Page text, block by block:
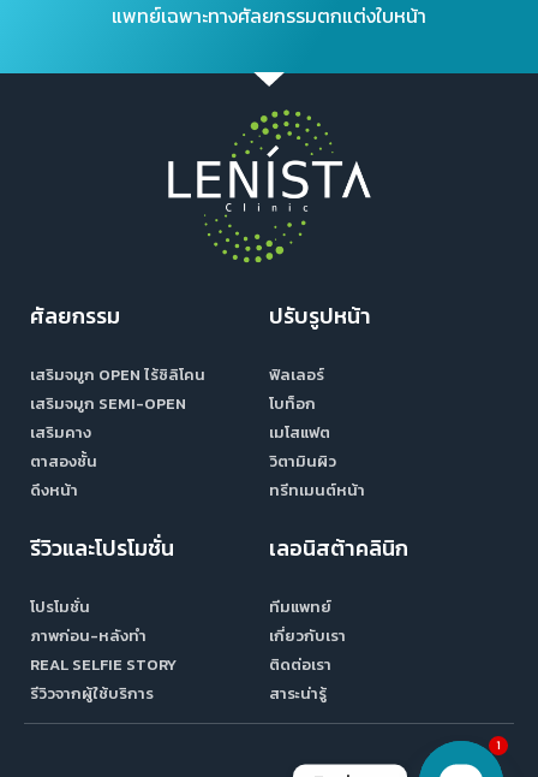
แพทย์เฉพาะทางศัลยกรรมตกแต่งใบหน้า
ศัลยกรรม
เสริมจมูก OPEN ไร้ซิลิโคน
เสริมจมูก SEMI-OPEN
เสริมคาง
ตาสองชั้น
ดึงหน้า
ปรับรูปหน้า
ฟิลเลอร์
โบท็อก
เมโสแฟต
วิตามินผิว
ทรีทเมนต์หน้า
รีวิวและโปรโมชั่น
โปรโมชั่น
ภาพก่อน-หลังทำ
REAL SELFIE STORY
รีวิวจากผู้ใช้บริการ
เลอนิสต้าคลินิก
ทีมแพทย์
เกี่ยวกับเรา
ติดต่อเรา
สาระน่ารู้
1